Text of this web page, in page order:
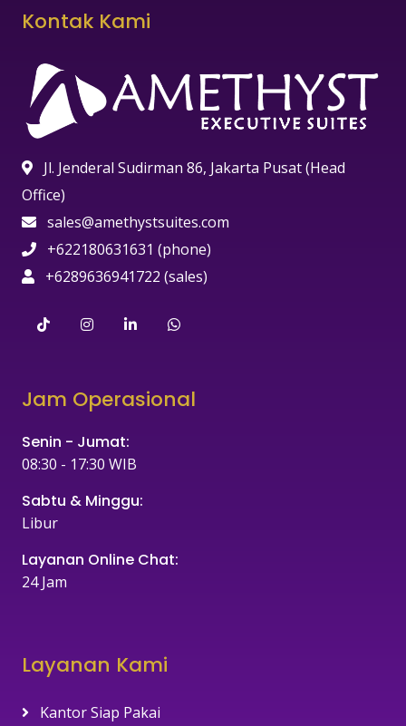
Kontak Kami
Jl. Jenderal Sudirman 86, Jakarta Pusat (Head
Office)
sales@amethystsuites.com
+622180631631 (phone)
+6289636941722 (sales)
Jam Operasional
Senin - Jumat:
08:30 - 17:30 WIB
Sabtu & Minggu:
Libur
Layanan Online Chat:
24 Jam
Layanan Kami
Kantor Siap Pakai